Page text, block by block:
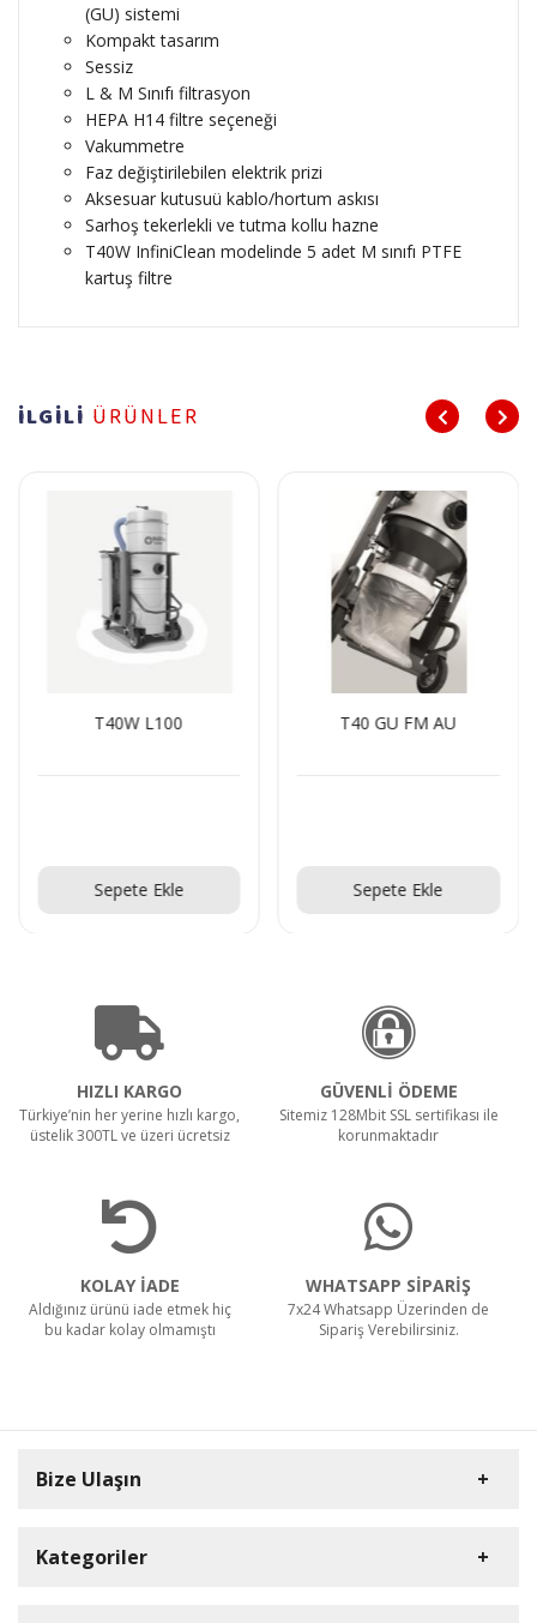
(GU) sistemi
Kompakt tasarım
Sessiz
L & M Sınıfı filtrasyon
HEPA H14 filtre seçeneği
Vakummetre
Faz değiştirilebilen elektrik prizi
Aksesuar kutusuü kablo/hortum askısı
Sarhoş tekerlekli ve tutma kollu hazne
T40W InfiniClean modelinde 5 adet M sınıfı PTFE
kartuş filtre
İLGİLİ ÜRÜNLER
T40W L100
Sepete Ekle
T40 GU FM AU
Sepete Ekle
HIZLI KARGO
Türkiye’nin her yerine hızlı kargo,
üstelik 300TL ve üzeri ücretsiz
GÜVENLİ ÖDEME
Sitemiz 128Mbit SSL sertifikası ile
korunmaktadır
KOLAY İADE
Aldığınız ürünü iade etmek hiç
bu kadar kolay olmamıştı
WHATSAPP SİPARİŞ
7x24 Whatsapp Üzerinden de
Sipariş Verebilirsiniz.
Bize Ulaşın
Kategoriler